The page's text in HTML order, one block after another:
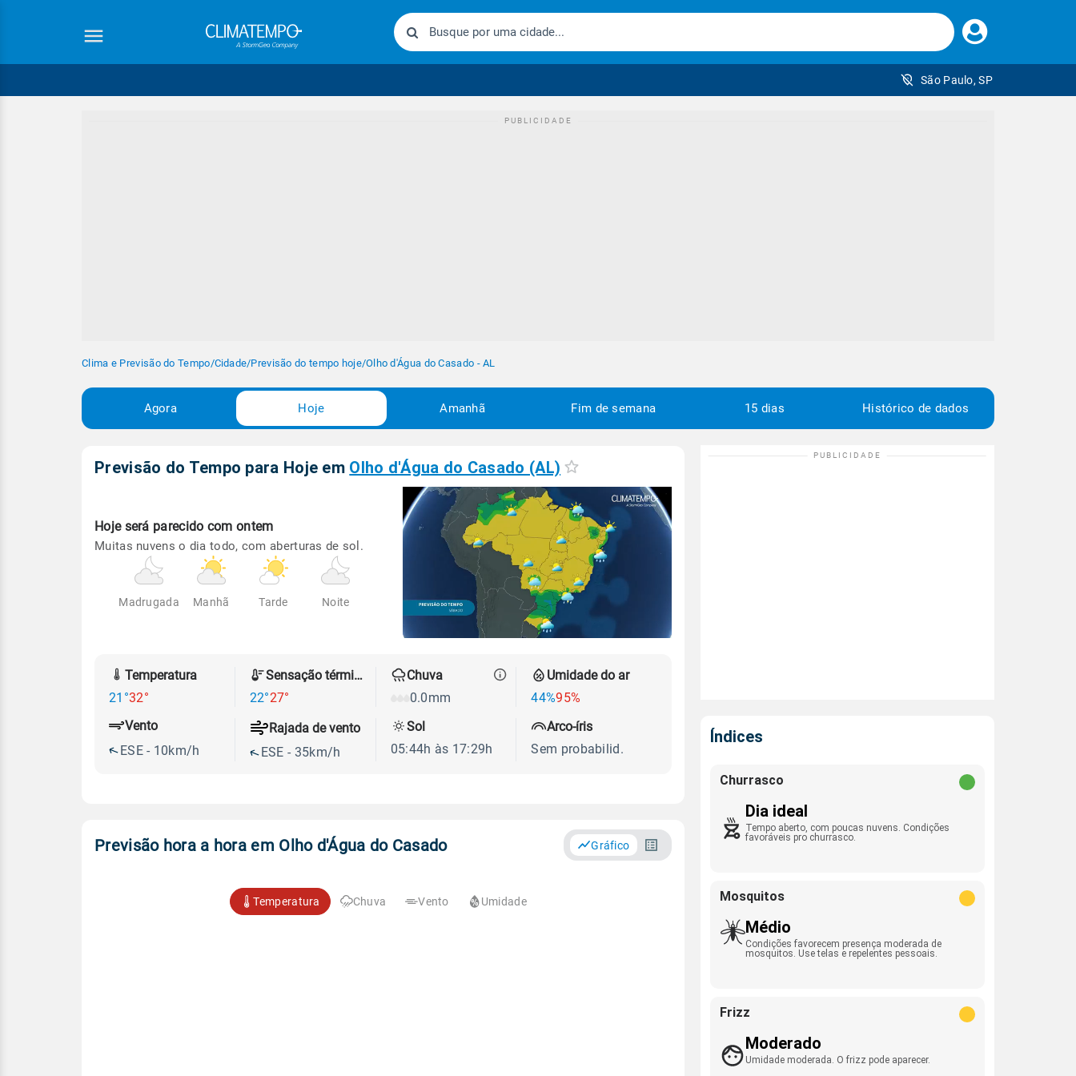
Faça
seu
São Paulo, SP
Clima e Previsão do Tempo/Cidade/Previsão do tempo hoje/Olho d'Água do Casado - AL
Agora Hoje Amanhã Fim de semana 15 dias Histórico de dados
Previsão do Tempo para Hoje em Olho d'Água do Casado (AL)
Hoje será parecido com ontem
Muitas nuvens o dia todo, com aberturas de sol.
Madrugada Manhã Tarde Noite
Temperatura
21°32°
Sensação térmica
22°27°
Chuva
0.0mm
Umidade do ar
44%95%
Vento
ESE - 10km/h
Rajada de vento
ESE - 35km/h
Sol
05:44h às 17:29h
Arco-íris
Sem probabilid.
Previsão hora a hora em Olho d'Água do Casado Gráfico
Temperatura Chuva Vento Umidade
Índices
Churrasco
Dia ideal
Tempo aberto, com poucas nuvens. Condições
favoráveis pro churrasco.
Mosquitos
Médio
Condições favorecem presença moderada de
mosquitos. Use telas e repelentes pessoais.
Frizz
Moderado
Umidade moderada. O frizz pode aparecer.